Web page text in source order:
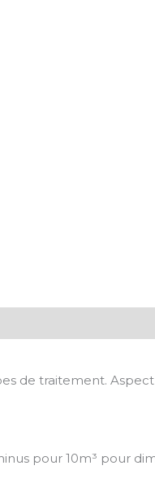
de traitement.
pour 10m³ pour